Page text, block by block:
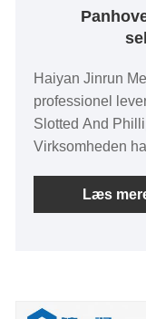
Haiyan Jinrun
professionel
Slotted And
Virksomheden
opfylde
er forpligtet til at
Læs